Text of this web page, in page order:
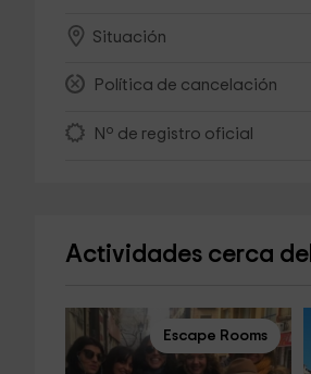
Situación
Política de cancelación
Nº de registro oficial
Actividades cerca
Escape Rooms